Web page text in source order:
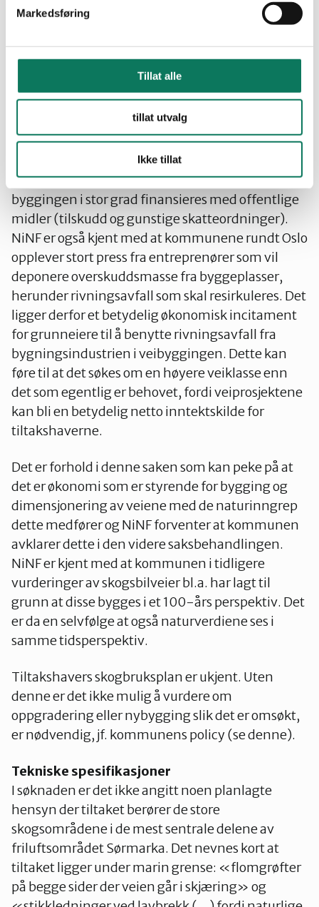
Markedsføring
Tillat alle
tillat utvalg
Ikke tillat
at tømmertransport kan kjøres med fulle lass. Det
foreligger ingen opplysninger om bygging av
velteplasser/omlastningsplasser verken langs
NiNF erfarer at grunneiernes motivasjon for å
gjennomhulle landskapet med skogsbilveger, er
å få ned kostnadene og opp lønnsomheten ved en
fremtidig hogst/tømmerdrift, mens selve
byggingen i stor grad finansieres med offentlige
midler (tilskudd og gunstige skatteordninger).
NiNF er også kjent med at kommunene rundt Oslo
opplever stort press fra entreprenører som vil
deponere overskuddsmasse fra byggeplasser,
herunder rivningsavfall som skal resirkuleres. Det
ligger derfor et betydelig økonomisk incitament
for grunneiere til å benytte rivningsavfall fra
bygningsindustrien i veibyggingen. Dette kan
føre til at det søkes om en høyere veiklasse enn
det som egentlig er behovet, fordi veiprosjektene
kan bli en betydelig netto inntektskilde for
tiltakshaverne.
Det er forhold i denne saken som kan peke på at
det er økonomi som er styrende for bygging og
dimensjonering av veiene med de naturinngrep
dette medfører og NiNF forventer at kommunen
avklarer dette i den videre saksbehandlingen.
NiNF er kjent med at kommunen i tidligere
vurderinger av skogsbilveier bl.a. har lagt til
grunn at disse bygges i et 100-års perspektiv. Det
er da en selvfølge at også naturverdiene ses i
samme tidsperspektiv.
Tiltakshavers skogbruksplan er ukjent. Uten
denne er det ikke mulig å vurdere om
oppgradering eller nybygging slik det er omsøkt,
er nødvendig, jf. kommunens policy (se denne).
Tekniske spesifikasjoner
I søknaden er det ikke angitt noen planlagte
hensyn der tiltaket berører de store
skogsområdene i de mest sentrale delene av
friluftsområdet Sørmarka. Det nevnes kort at
tiltaket ligger under marin grense: «flomgrøfter
på begge sider der veien går i skjæring» og